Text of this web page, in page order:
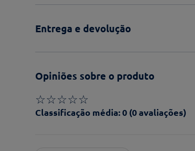
Entrega e devolução
Opiniões sobre o produto
☆☆☆☆☆
Classificação média: 0 (0 avaliações)